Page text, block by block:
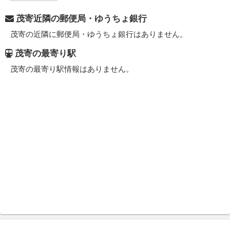
茂寄近隣の郵便局・ゆうちょ銀行
茂寄の近隣に郵便局・ゆうちょ銀行はありません。
茂寄の最寄り駅
茂寄の最寄り駅情報はありません。